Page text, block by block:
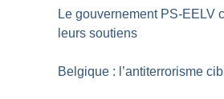
Le gouvernement PS-EELV
leurs soutiens
Belgique : l’antiterrorisme